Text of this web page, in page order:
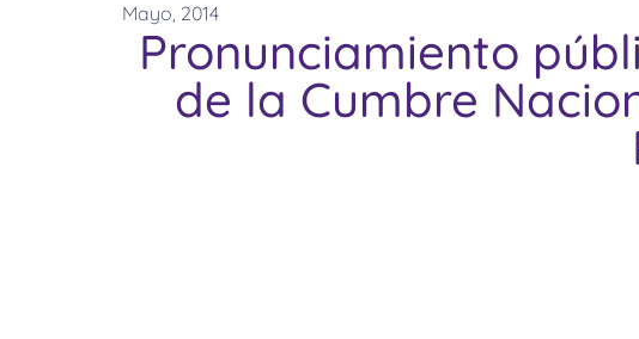
Mayo, 2014
Pronunciamiento
de la Cumbre